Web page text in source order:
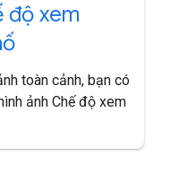
độ xem
toàn cảnh, bạn có
ảnh Chế độ xem